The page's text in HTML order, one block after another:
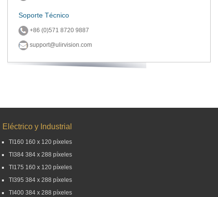
Soporte Técnico
+86 (0)571 8720 9887
support@ulirvision.com
Eléctrico y Industrial
TI160 160 x 120 píxeles
TI384 384 x 288 píxeles
TI175 160 x 120 píxeles
TI395 384 x 288 píxeles
TI400 384 x 288 píxeles